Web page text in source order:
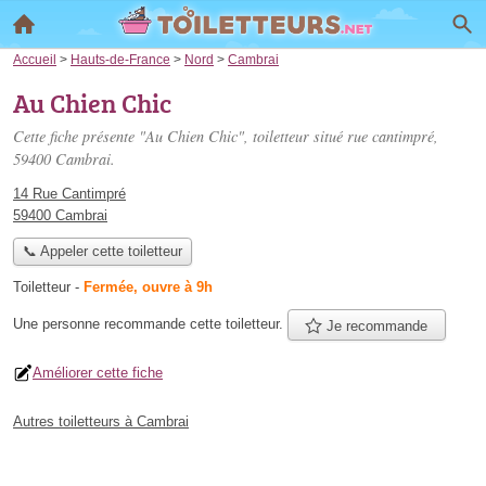
Accueil > Hauts-de-France > Nord > Cambrai
Au Chien Chic
Cette fiche présente "Au Chien Chic", toiletteur situé rue cantimpré,
59400 Cambrai.
14 Rue Cantimpré
59400 Cambrai
📞 Appeler cette toiletteur
Toiletteur - Fermée, ouvre à 9h
Une personne recommande cette toiletteur. Je recommande
Améliorer cette fiche
Autres toiletteurs à Cambrai